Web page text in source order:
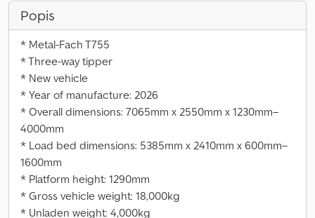
Popis
* Metal-Fach T755
* Three-way tipper
* New vehicle
* Year of manufacture: 2026
* Overall dimensions: 7065mm x 2550mm x 1230mm–
4000mm
* Load bed dimensions: 5385mm x 2410mm x 600mm–
1600mm
* Platform height: 1290mm
* Gross vehicle weight: 18,000kg
* Unladen weight: 4,000kg